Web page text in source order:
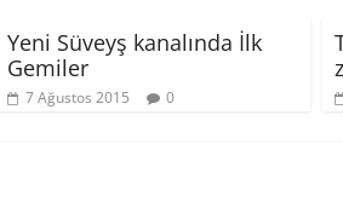
Yeni Süveyş kanalında İlk
Gemiler
7 Ağustos 2015 0